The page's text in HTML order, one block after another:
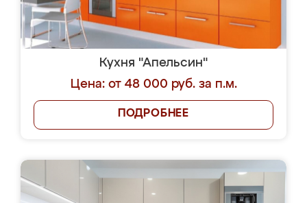
Кухня "Апельсин"
Цена: от 48 000 руб. за п.м.
ПОДРОБНЕЕ